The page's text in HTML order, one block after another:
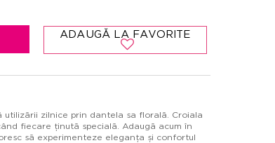
ADAUGĂ LA FAVORITE
zilnice prin dantela sa florală. Croiala
fiecare ținută specială. Adaugă acum în
să experimenteze eleganța și confortul